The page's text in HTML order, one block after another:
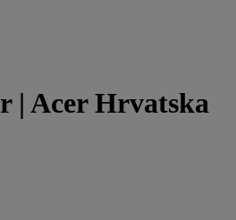
| Acer Hrvatska